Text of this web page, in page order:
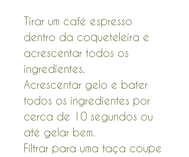
Tirar um café espresso
dentro da coqueteleira e
acrescentar todos os
ingredientes.
Acrescentar gelo e bater
todos os ingredientes por
cerca de 10 segundos ou
até gelar bem.
Filtrar para uma taça coupe